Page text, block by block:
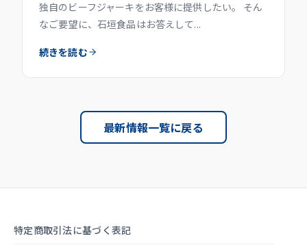
独自のビーフジャーキをお客様に提供したい。 そん
なご要望に、石垣食品はお答えして...
続きを読む
最新情報一覧に戻る
特定商取引法に基づく表記